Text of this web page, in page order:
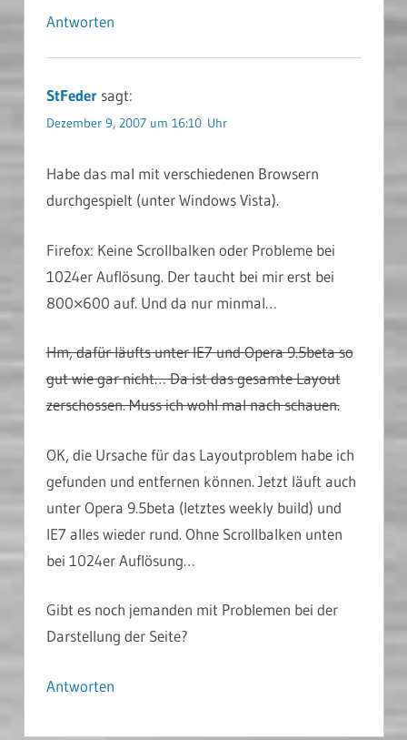
Antworten
StFeder sagt:
Dezember 9, 2007 um 16:10 Uhr
Habe das mal mit verschiedenen Browsern
durchgespielt (unter Windows Vista).
Firefox: Keine Scrollbalken oder Probleme bei
1024er Auflösung. Der taucht bei mir erst bei
800×600 auf. Und da nur minmal…
Hm, dafür läufts unter IE7 und Opera 9.5beta so
gut wie gar nicht… Da ist das gesamte Layout
zerschossen. Muss ich wohl mal nach schauen.
OK, die Ursache für das Layoutproblem habe ich
gefunden und entfernen können. Jetzt läuft auch
unter Opera 9.5beta (letztes weekly build) und
IE7 alles wieder rund. Ohne Scrollbalken unten
bei 1024er Auflösung…
Gibt es noch jemanden mit Problemen bei der
Darstellung der Seite?
Antworten